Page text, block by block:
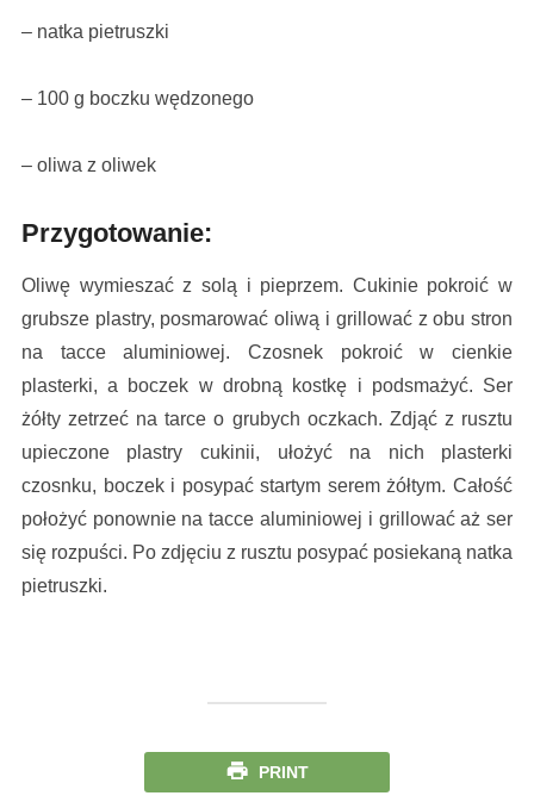
– natka pietruszki
– 100 g boczku wędzonego
– oliwa z oliwek
Przygotowanie:
Oliwę wymieszać z solą i pieprzem. Cukinie pokroić w
grubsze plastry, posmarować oliwą i grillować z obu stron
na tacce aluminiowej. Czosnek pokroić w cienkie
plasterki, a boczek w drobną kostkę i podsmażyć. Ser
żółty zetrzeć na tarce o grubych oczkach. Zdjąć z rusztu
upieczone plastry cukinii, ułożyć na nich plasterki
czosnku, boczek i posypać startym serem żółtym. Całość
położyć ponownie na tacce aluminiowej i grillować aż ser
się rozpuści. Po zdjęciu z rusztu posypać posiekaną natka
pietruszki.
PRINT